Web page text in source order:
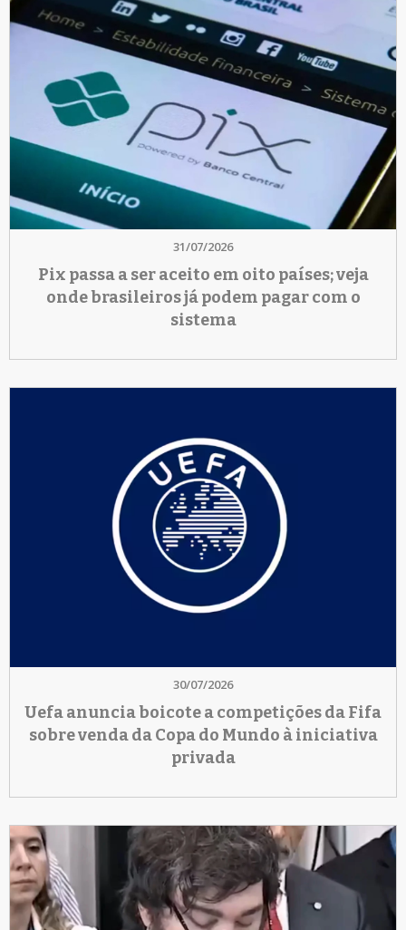
31/07/2026
Pix passa a ser aceito em oito países; veja
onde brasileiros já podem pagar com o
sistema
30/07/2026
Uefa anuncia boicote a competições da Fifa
sobre venda da Copa do Mundo à iniciativa
privada